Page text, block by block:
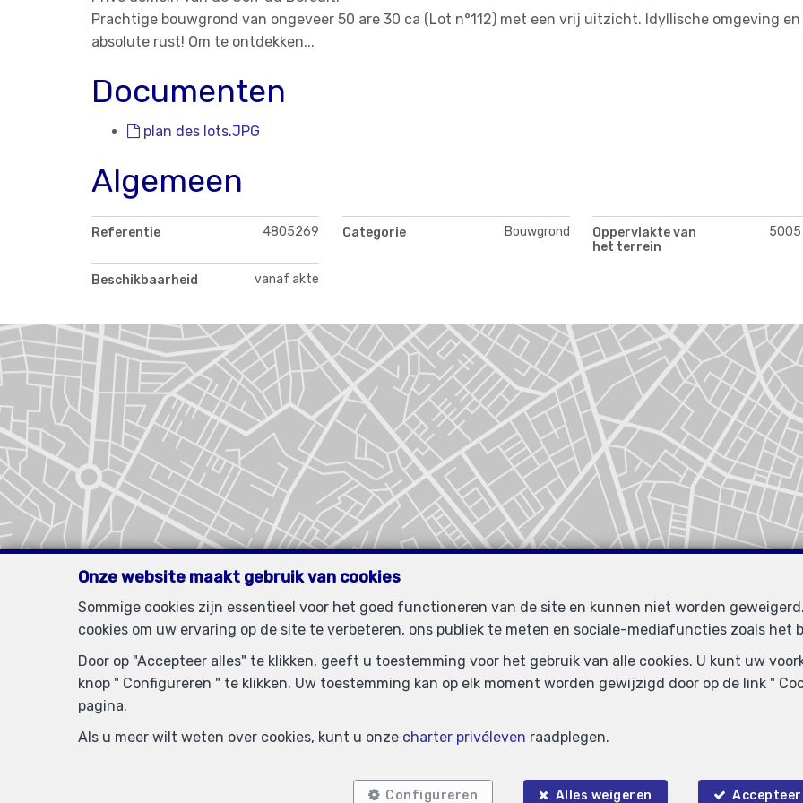
Prachtige bouwgrond van ongeveer 50 are 30 ca (Lot n°112) met een vrij uitzicht. Idyllische omgeving en
absolute rust! Om te ontdekken...
Documenten
plan des lots.JPG
Algemeen
Referentie 4805269 Categorie Bouwgrond
Oppervlakte van
het terrein
5005
Beschikbaarheid vanaf akte
Onze website maakt gebruik van cookies
Sommige cookies zijn essentieel voor het goed functioneren van de site en kunnen niet worden
cookies om uw ervaring op de site te verbeteren, ons publiek te meten en sociale-mediafuncties zoals het
Door op "Accepteer alles" te klikken, geeft u toestemming voor het gebruik van alle cookies. U kunt uw
knop " Configureren " te klikken. Uw toestemming kan op elk moment worden gewijzigd door op de link "
pagina.
Als u meer wilt weten over cookies, kunt u onze charter privéleven raadplegen.
Configureren Alles weigeren